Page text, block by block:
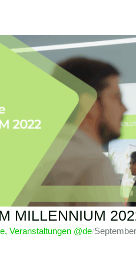
MILLENNIUM
, Veranstaltungen @de/